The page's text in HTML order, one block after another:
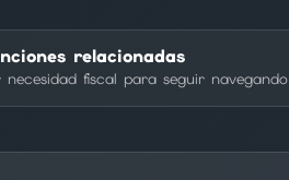
relacionadas
fiscal para seguir